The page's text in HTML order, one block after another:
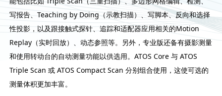
写报告、Teaching by Doing（示教扫描）、写脚本、反向和选择
性投影，以及跟接触式探针、追踪和适配器应用相关的Motion
Replay（实时回放）、动态参照等。另外，专业版还备有摄影测量
和使用转动台的自动测量功能以供选用。ATOS Core 与 ATOS
Triple Scan 或 ATOS Compact Scan 分别组合使用，这使可选的
测量体积更加丰富。